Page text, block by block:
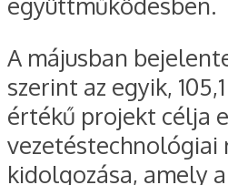
A májusban
szerint az egyik,
értékű projekt célja
vezetéstechnológiai
kidolgozása, amely